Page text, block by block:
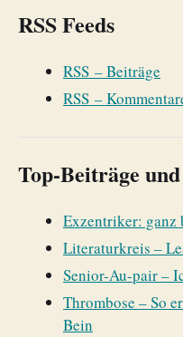
RSS Feeds
RSS – Beiträge
RSS –
Top-Beiträge
Exzentriker: ganz
Literaturkreis –
Senior-Au-pair –
Thrombose – So
Bein